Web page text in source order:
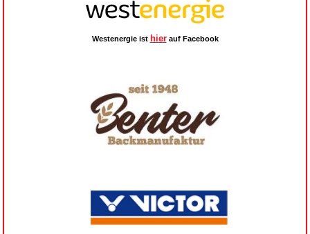
Westenergie ist hierauf Facebook